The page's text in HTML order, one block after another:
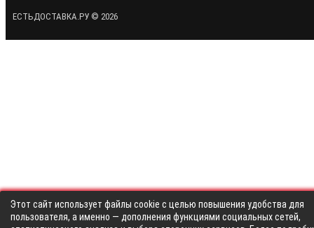
ЕСТЬДОСТАВКА.РУ © 2026
Этот сайт использует файлы cookie с целью повышения удобства для
пользователя, а именно — дополнения функциями социальных сетей,